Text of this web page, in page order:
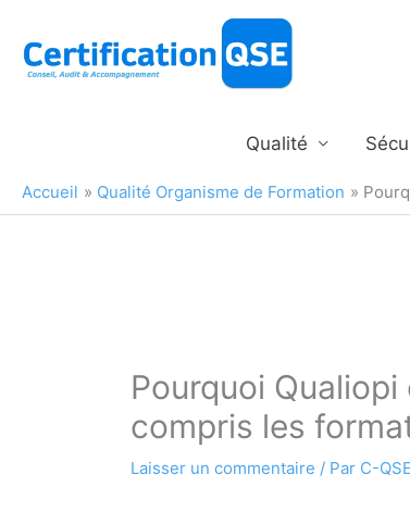
contenu
Qualité
Accueil Qualité Organisme de Formation
Pourquoi
compris les
Laisser un commentaire / Par C-QSE